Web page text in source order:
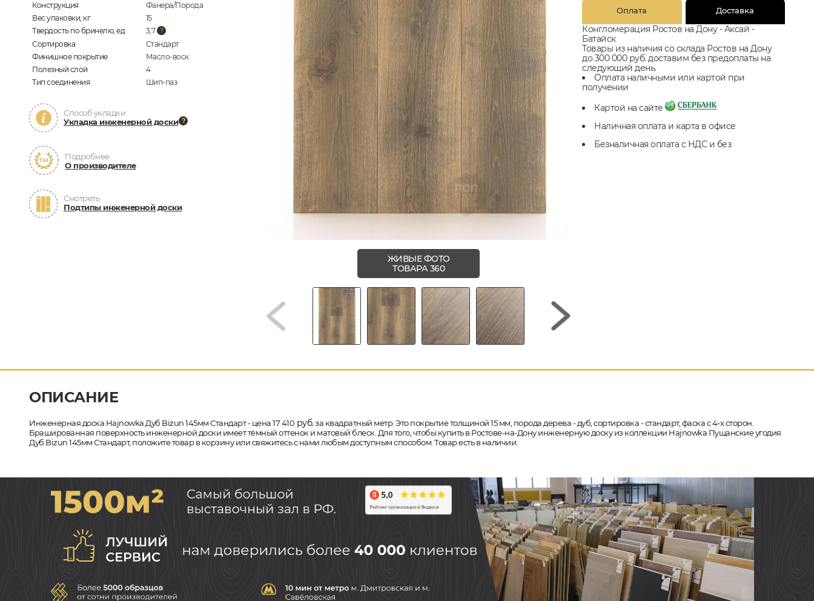
Конструкция
Фанера/Порода
Вес упаковки, кг
15
Твердость по бринелю, ед
3,7
Сортировка
Стандарт
Финишное покрытие
Масло-воск
Полезный слой
4
Тип соединения
Шип-паз
Способ укладки
Укладка инженерной доски
Подробнее
О производителе
Смотреть
Подтипы инженерной доски
ЖИВЫЕ ФОТО
ТОВАРА 360
Оплата Доставка
Конгломерация Ростов на Дону - Аксай -
Батайск
Товары из наличия со склада Ростов на Дону
до 300 000 руб. доставим без предоплаты на
следующий день.
Оплата наличными или картой при
получении
Картой на сайте
Наличная оплата и карта в офисе
Безналичная оплата с НДС и без
ОПИСАНИЕ
Инженерная доска Hajnowka Дуб Bizun 145мм Стандарт - цена 17 410 руб.за квадратный метр. Это покрытие толщиной 15 мм, порода дерева - дуб, сортировка - стандарт, фаска с 4-х сторон.
Брашированная поверхность инженерной доски имеет тёмный оттенок и матовый блеск. Для того, чтобы купить в Ростове-на-Дону инженерную доску из коллекции Hajnowka Пущанские угодия
Дуб Bizun 145мм Стандарт, положите товар в корзину или свяжитесь с нами любым доступным способом. Товар есть в наличии.